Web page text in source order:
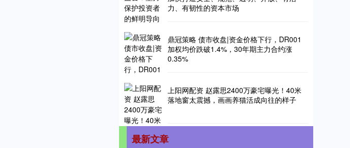
力、有韧性的资本市场
鼎冠策略 债市收盘|资金价格下行，DR001
加权均价跌破1.4%，30年期主力合约涨
0.35%
上阳网配资 赵露思2400万豪宅曝光！40米
落地窗太震撼，画画养猫活成向往的样子
最新文章